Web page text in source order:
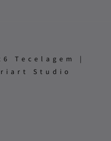
Tecelagem |
Studio